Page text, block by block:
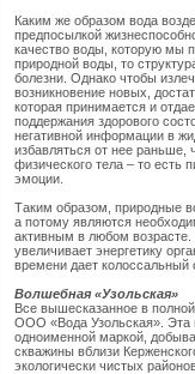
Каким же образом вода
предпосылкой
качество воды, которую мы
природной воды, то
болезни. Однако чтобы
возникновение новых,
которая принимается и
поддержания здорового
негативной информации в
избавляться от нее раньше,
физического тела – то есть
эмоции.
Таким образом, природные
а потому являются
активным в любом возрасте.
увеличивает энергетику
времени дает
Волшебная «Узольская»
Все вышесказанное в
ООО «Вода Узольская». Эта
одноименной маркой,
скважины вблизи
экологически чистых